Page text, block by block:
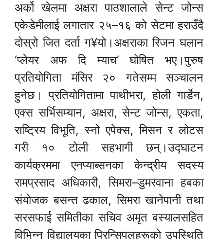
अर्को खेलमा अक्षरा पाठशालाले सेन्ट जोन्स
एकेडेमीलाई लगातार २५–१६ को सेटमा हराउँदै
दोस्रो जित दर्ता ग¥यो।अक्षराका रिजन घलान
‘प्लेयर अफ दि म्याच’ घोषित भए।पुरुष
प्रतियोगिता मंसिर २० गतेसम्म सञ्चालन
हुनेछ। प्रतियोगितामा पाथीभरा, होली गार्डेन,
एक्स सर्भिसम्यान, अक्षरा, सेन्ट जोन्स, एकता,
राष्ट्रिय विभूति, स्नो एपेक्स, मिसन र लोटस
गरी १० टोली सहभागी छन्।उद्घाटन
कार्यक्रममा एनप्याब्सनका केन्द्रीय सदस्य
रामप्रसाद अधिकारी, सिमरा–डुमरवाना हबका
संयोजक बसन्त ढकाल, सिमरा खानेपानी तथा
सरसफाई समितीका सचिव अमृत बस्यालसहित
विभिन्न विद्यालयका प्रिन्सिपलहरूको उपस्थिति